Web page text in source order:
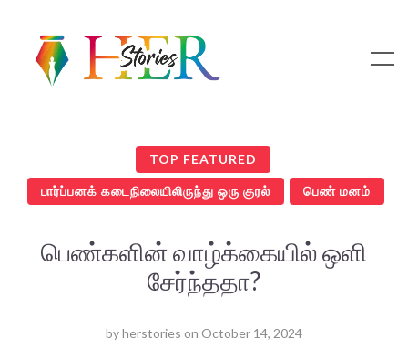
TOP FEATURED
பார்ப்பனக் கடைநிலையிலிருந்து ஒரு குரல் பெண் மனம்
பெண்களின் வாழ்க்கையில் ஒளி
சேர்ந்ததா?
byherstories on October 14, 2024